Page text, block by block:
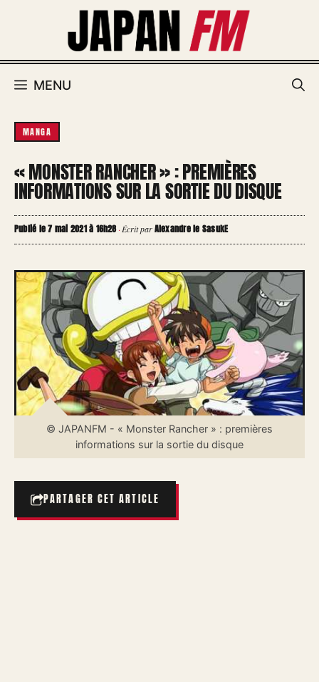
MENU
MANGA
« MONSTER RANCHER » : PREMIÈRES
INFORMATIONS SUR LA SORTIE DU DISQUE
Publié le 7 mai 2021 à 16h28 · Écrit parAlexandre le SasukE
© JAPANFM - « Monster Rancher » : premières
informations sur la sortie du disque
PARTAGER CET ARTICLE